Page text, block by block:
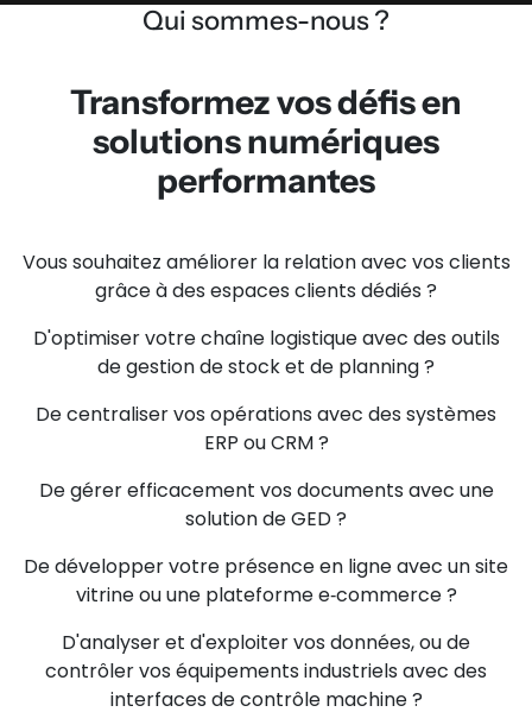
Qui sommes-nous ?
Transformez vos défis en
solutions numériques
performantes
Vous souhaitez améliorer la relation avec vos clients
grâce à des espaces clients dédiés ?
D'optimiser votre chaîne logistique avec des outils
de gestion de stock et de planning ?
De centraliser vos opérations avec des systèmes
ERP ou CRM ?
De gérer efficacement vos documents avec une
solution de GED ?
De développer votre présence en ligne avec un site
vitrine ou une plateforme e‑commerce ?
D'analyser et d'exploiter vos données, ou de
contrôler vos équipements industriels avec des
interfaces de contrôle machine ?